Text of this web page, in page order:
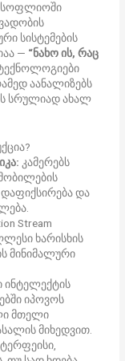
სისტემების
— “ნახო ის, რაც
ტექნოლოგიები
აანალიზებს
სრულიად ახალ
კამერებს
და
Stream
ხარისხის
მინიმალური
ინტელექტის
იპოვოს
მთელი
მიხედვით.
CCOM AI